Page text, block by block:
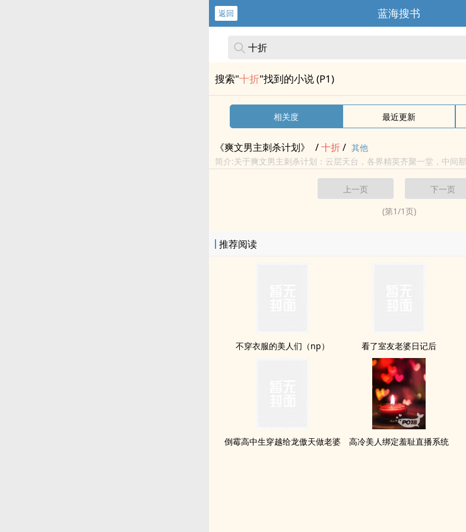
返回 蓝海搜书
搜索"十折"找到的小说 (P1)
相关度 最近更新
《爽文男主刺杀计划》 /十折/ 其他
简介:关于爽文男主刺杀计划：云层天台，各界精英齐聚一堂，中间
恭迎……”嘭——“恭迎你下地狱，上个直升机还怎么慢！”直升机舱门
上一页
下一页
(第1/1页)
推荐阅读
不穿衣服的美人们（np） 看了室友老婆日记后
倒霉高中生穿越给龙傲天做老婆 高冷美人绑定羞耻直播系统